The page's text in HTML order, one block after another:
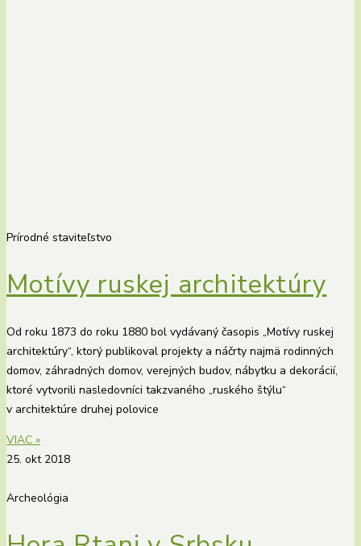
Prírodné staviteľstvo
Motívy ruskej architektúry
Od roku 1873 do roku 1880 bol vydávaný časopis „Motívy ruskej
architektúry“, ktorý publikoval projekty a náčrty najmä rodinných
domov, záhradných domov, verejných budov, nábytku a dekorácií,
ktoré vytvorili nasledovníci takzvaného „ruského štýlu“
v architektúre druhej polovice
VIAC »
25. okt 2018
Archeológia